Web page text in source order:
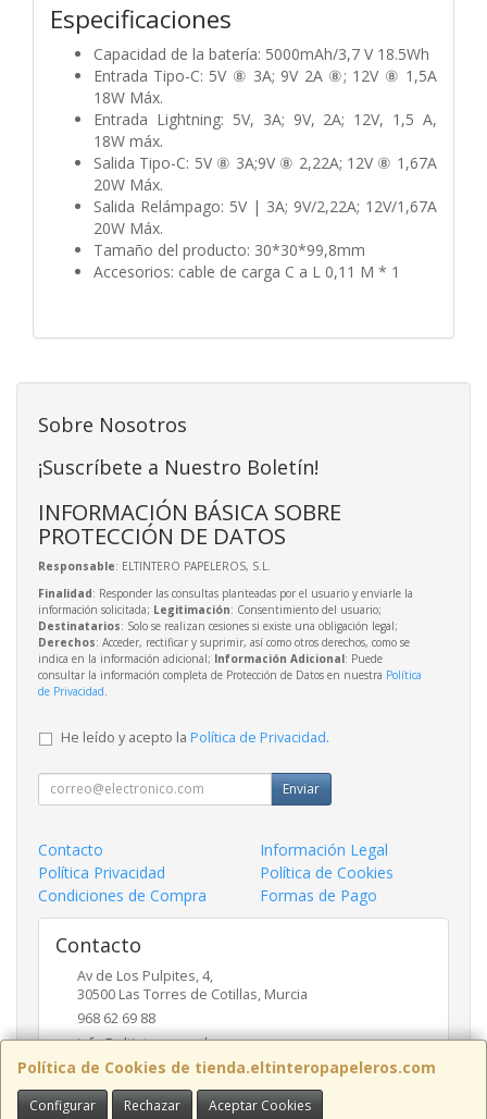
Especificaciones
Capacidad de la batería: 5000mAh/3,7 V 18.5Wh
Entrada Tipo-C: 5V ⑧ 3A; 9V 2A ⑧; 12V ⑧ 1,5A
18W Máx.
Entrada Lightning: 5V, 3A; 9V, 2A; 12V, 1,5 A,
18W máx.
Salida Tipo-C: 5V ⑧ 3A;9V ⑧ 2,22A; 12V ⑧ 1,67A
20W Máx.
Salida Relámpago: 5V | 3A; 9V/2,22A; 12V/1,67A
20W Máx.
Tamaño del producto: 30*30*99,8mm
Accesorios: cable de carga C a L 0,11 M * 1
Política de Cookies de tienda.eltinteropapeleros.com
Configurar Rechazar Aceptar Cookies
Sobre Nosotros
¡Suscríbete a Nuestro Boletín!
INFORMACIÓN BÁSICA SOBRE
PROTECCIÓN DE DATOS
Responsable: ELTINTERO PAPELEROS, S.L.
Finalidad: Responder las consultas planteadas por el usuario y enviarle la
información solicitada; Legitimación: Consentimiento del usuario;
Destinatarios: Solo se realizan cesiones si existe una obligación legal;
Derechos: Acceder, rectificar y suprimir, así como otros derechos, como se
indica en la información adicional; Información Adicional: Puede
consultar la información completa de Protección de Datos en nuestra Política
de Privacidad
He leído y acepto la Política de Privacidad.
Enviar
Contacto
Información Legal
Política Privacidad
Política de Cookies
Condiciones de Compra
Formas de Pago
Contacto
Av de Los Pulpites, 4,
30500 Las Torres de Cotillas, Murcia
968 62 69 88
info@eltinteropapeleros.com